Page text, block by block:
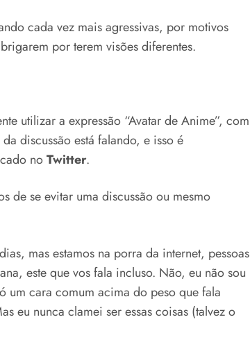
cada vez mais agressivas, por motivos
por terem visões diferentes.
utilizar a expressão “Avatar de Anime”, com
discussão está falando, e isso é
noTwitter.
de se evitar uma discussão ou mesmo
mas estamos na porra da internet, pessoas
este que vos fala incluso. Não, eu não sou
um cara comum acima do peso que fala
eu nunca clamei ser essas coisas (talvez o